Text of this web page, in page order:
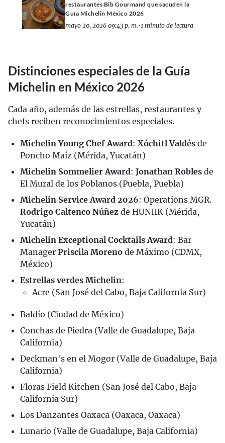
restaurantes Bib Gourmand que sacuden la
Guía Michelin México 2026
mayo 20, 2026 09:43 p. m.•1 minuto de lectura
Distinciones especiales de la Guía
Michelin en México 2026
Cada año, además de las estrellas, restaurantes y
chefs reciben reconocimientos especiales.
Michelin Young Chef Award: Xóchitl Valdés de
Poncho Maíz (Mérida, Yucatán)
Michelin Sommelier Award: Jonathan Robles de
El Mural de los Poblanos (Puebla, Puebla)
Michelin Service Award 2026: Operations MGR.
Rodrigo Caltenco Núñez de HUNIIK (Mérida,
Yucatán)
Michelin Exceptional Cocktails Award: Bar
Manager Priscila Moreno de Máximo (CDMX,
México)
Estrellas verdes Michelin:
Acre (San José del Cabo, Baja California Sur)
Baldío (Ciudad de México)
Conchas de Piedra (Valle de Guadalupe, Baja
California)
Deckman's en el Mogor (Valle de Guadalupe, Baja
California)
Floras Field Kitchen (San José del Cabo, Baja
California Sur)
Los Danzantes Oaxaca (Oaxaca, Oaxaca)
Lunario (Valle de Guadalupe, Baja California)